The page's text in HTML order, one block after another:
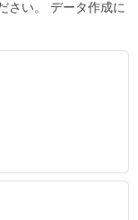
さい。 データ作成に